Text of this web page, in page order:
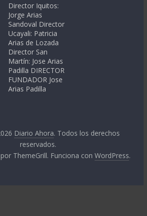
Director Iquitos:
Jorge Arias
Sandoval Director
Ucayali: Patricia
Arias de Lozada
Director San
Martín: Jose Arias
Padilla DIRECTOR
FUNDADOR Jose
Arias Padilla
Diario Ahora. Todos los derechos
reservados.
por ThemeGrill. Funciona conWordPress.